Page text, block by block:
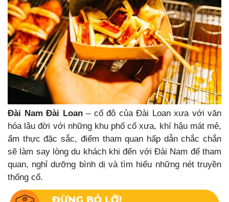
Đài Nam Đài Loan– cố đô của Đài Loan xưa với văn
hóa lâu đời với những khu phố cổ xưa, khí hậu mát mẻ,
ẩm thực đặc sắc, điểm tham quan hấp dẫn chắc chắn
sẽ làm say lòng du khách khi đến với Đài Nam để tham
quan, nghỉ dưỡng bình dị và tìm hiểu những nét truyền
thống cổ.